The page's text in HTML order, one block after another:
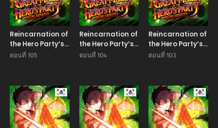
Reincarnation of
the Hero Party’s
Grand Mage
ตอนที่ 105
Reincarnation of
the Hero Party’s
Grand Mage
ตอนที่ 104
Reincarnation of
the Hero Party’s
Grand Mage
ตอนที่ 103
Manhwa Manhwa